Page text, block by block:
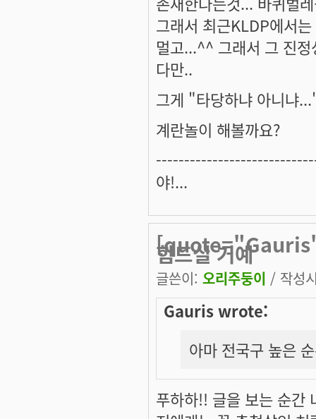
그래서 최근KLDP에서
멀고...^^ 그래서 그 진
다만..
그게 "타당하냐 아니냐
계란놀이 해볼까요?
야!...
[quote="Gauris"]
힘드실 거예
글쓴이: 오리주둥이 / 작성
Gauris wrote:
아마 전국구 높은
푸하하!! 글을 보는 순간